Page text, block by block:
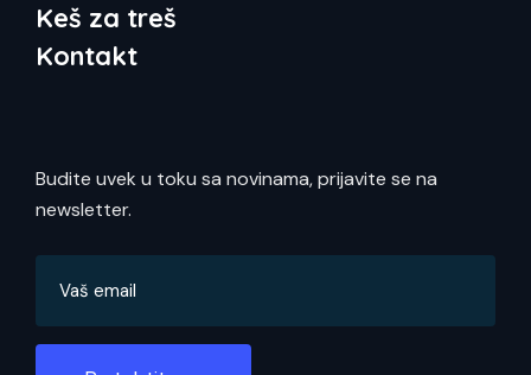
Keš za treš
Kontakt
Budite uvek u toku sa novinama, prijavite se na
newsletter.